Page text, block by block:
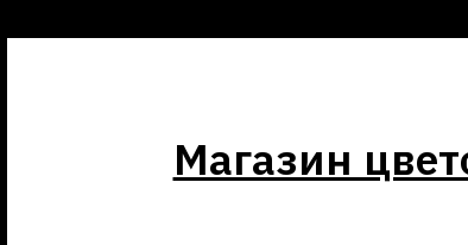
Магазин